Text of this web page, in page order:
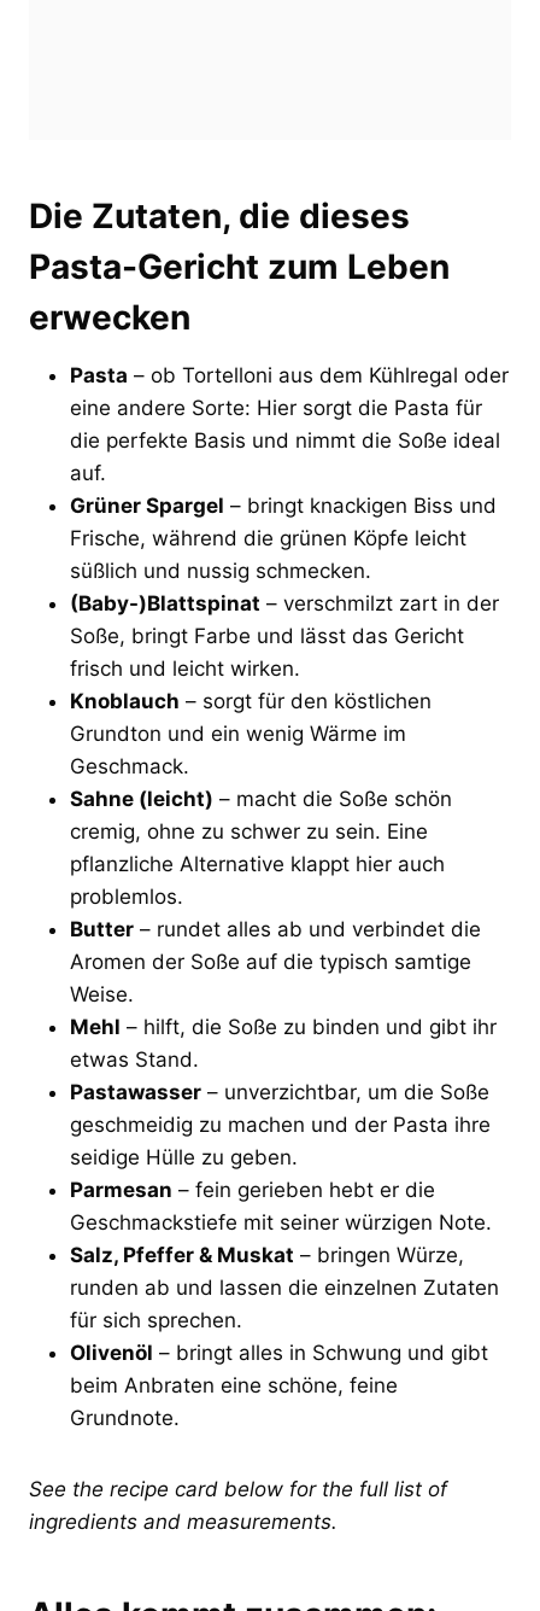
Die Zutaten, die dieses
Pasta-Gericht zum Leben
erwecken
Pasta – ob Tortelloni aus dem Kühlregal oder
eine andere Sorte: Hier sorgt die Pasta für
die perfekte Basis und nimmt die Soße ideal
auf.
Grüner Spargel – bringt knackigen Biss und
Frische, während die grünen Köpfe leicht
süßlich und nussig schmecken.
(Baby-)Blattspinat – verschmilzt zart in der
Soße, bringt Farbe und lässt das Gericht
frisch und leicht wirken.
Knoblauch – sorgt für den köstlichen
Grundton und ein wenig Wärme im
Geschmack.
Sahne (leicht) – macht die Soße schön
cremig, ohne zu schwer zu sein. Eine
pflanzliche Alternative klappt hier auch
problemlos.
Butter – rundet alles ab und verbindet die
Aromen der Soße auf die typisch samtige
Weise.
Mehl – hilft, die Soße zu binden und gibt ihr
etwas Stand.
Pastawasser – unverzichtbar, um die Soße
geschmeidig zu machen und der Pasta ihre
seidige Hülle zu geben.
Parmesan – fein gerieben hebt er die
Geschmackstiefe mit seiner würzigen Note.
Salz, Pfeffer & Muskat – bringen Würze,
runden ab und lassen die einzelnen Zutaten
für sich sprechen.
Olivenöl – bringt alles in Schwung und gibt
beim Anbraten eine schöne, feine
Grundnote.
See the recipe card below for the full list of
ingredients and measurements.